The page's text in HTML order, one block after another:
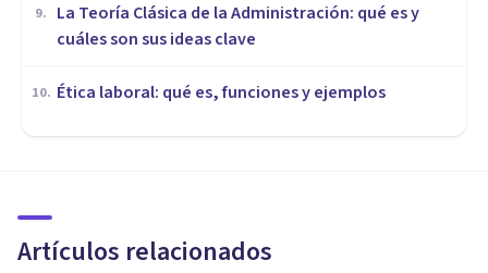
9.
La Teoría Clásica de la Administración: qué es y
cuáles son sus ideas clave
10. Ética laboral: qué es, funciones y ejemplos
Artículos relacionados
equipo